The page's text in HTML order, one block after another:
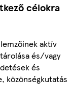
célokra
aktív
és/vagy
és
közönségkutatás